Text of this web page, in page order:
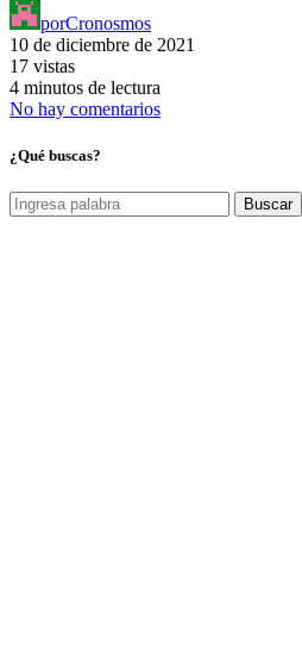
porCronosmos
10 de diciembre de 2021
17 vistas
4 minutos de lectura
No hay comentarios
¿Qué buscas?
Buscar